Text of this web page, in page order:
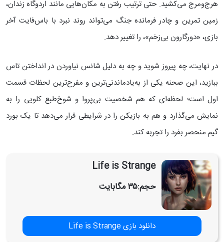
هرج‌ومرج می‌کشید. حتی ترتیب رفتن به مکان‌هایی مانند اردوگاه زندان،
زمین تمرین و چادر فرمانده جنگ می‌تواند روند نبرد با باس‌فایت آخر
بازی، «دورگارون بی‌زخم»، را تغییر دهد.
در نهایت، چه پیروز شوید و چه به دلیل شانس نیاوردن در انداختن تاس
ببازید، این صحنه یکی از به‌یادماندنی‌ترین و مفرح‌ترین لحظات قسمت
اول است؛ لحظه‌ای که هم شخصیت بی‌پروا و شوخ‌طبع کلویی را به
نمایش می‌گذارد و هم به بازیکن را در شرایطی قرار می‌دهد تا یک بورد
گیم منحصر بفرد را تجربه کند.
Life is Strange
حجم:۳۵ مگابایت
دانلود بازی Life is Strange